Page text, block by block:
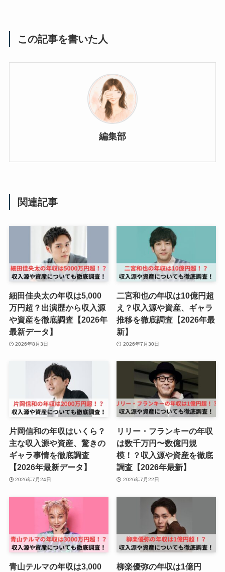
この記事を書いた人
編集部
関連記事
細田佳央太の年収は5,000
万円超？出演歴から収入源
や資産を徹底調査【2026年
最新データ】
2026年8月3日
二宮和也の年収は10億円超
え？収入源や資産、ギャラ
推移を徹底調査【2026年最
新】
2026年7月30日
片岡信和の年収はいくら？
主な収入源や資産、驚きの
ギャラ事情を徹底調査
【2026年最新データ】
2026年7月24日
リリー・フランキーの年収
は数千万円〜数億円規
模！？収入源や資産を徹底
調査【2026年最新】
2026年7月22日
青山テルマの年収は3,000
柳楽優弥の年収は1億円